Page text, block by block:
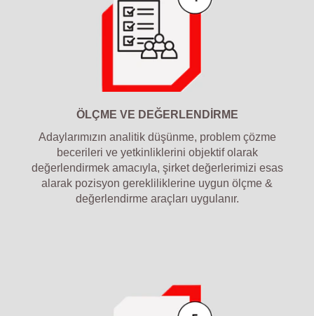
ÖLÇME VE DEĞERLENDİRME
Adaylarımızın analitik düşünme, problem çözme
becerileri ve yetkinliklerini objektif olarak
değerlendirmek amacıyla, şirket değerlerimizi esas
alarak pozisyon gerekliliklerine uygun ölçme &
değerlendirme araçları uygulanır.